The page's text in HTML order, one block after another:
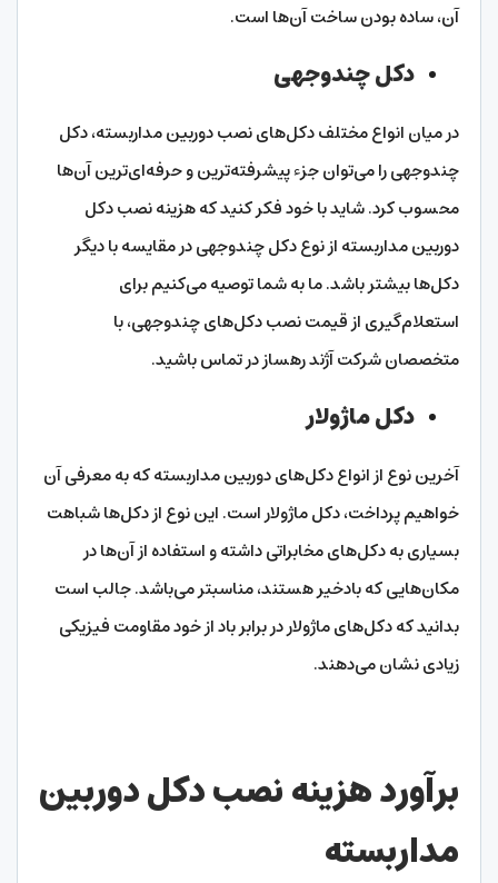
آن، ساده بودن ساخت آن‌ها است.
دکل چندوجهی
در میان انواع مختلف دکل‌های نصب دوربین مداربسته، دکل
چندوجهی را می‌توان جزء پیشرفته‌ترین و حرفه‌ای‌ترین آن‌ها
محسوب کرد. شاید با خود فکر کنید که هزینه نصب دکل
دوربین مداربسته از نوع دکل چندوجهی در مقایسه با دیگر
دکل‌ها بیشتر باشد. ما به شما توصیه می‌کنیم برای
استعلام‌گیری از قیمت نصب دکل‌های چندوجهی، با
متخصصان شرکت آژند رهساز در تماس باشید.
دکل ماژولار
آخرین نوع از انواع دکل‌های دوربین مداربسته که به معرفی آن
خواهیم پرداخت، دکل ماژولار است. این نوع از دکل‌ها شباهت
بسیاری به دکل‌های مخابراتی داشته و استفاده از آن‌ها در
مکان‌هایی که بادخیر هستند، مناسبتر می‌باشد. جالب است
بدانید که دکل‌های ماژولار در برابر باد از خود مقاومت فیزیکی
زیادی نشان می‌دهند.
برآورد هزینه نصب دکل دوربین
مداربسته